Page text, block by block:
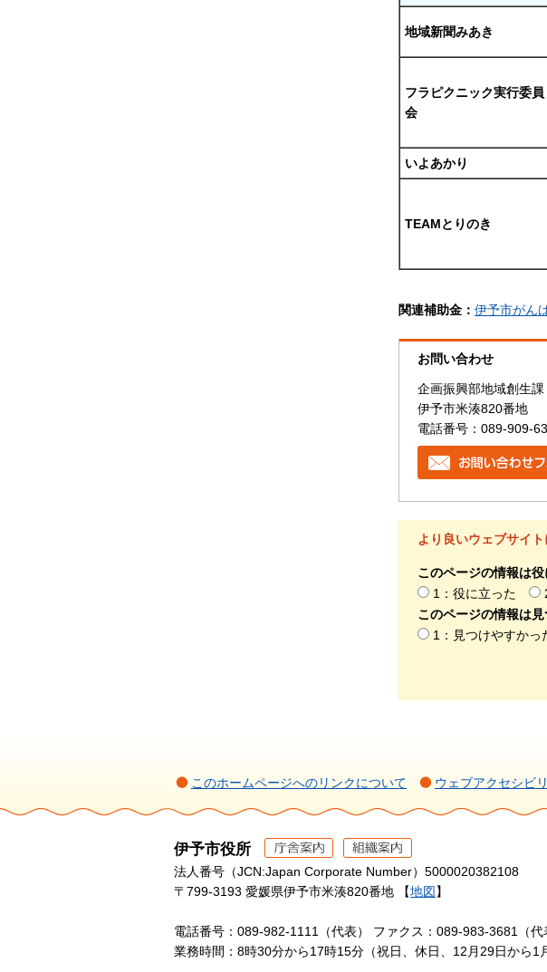
地域新聞みあき
フラピクニック実行委員
会
いよあかり
TEAMとりのき
関連補助金： 伊予市がん
お問い合わせ
企画振興部地域創生
伊予市米湊820番地
電話番号：089-909-
より良いウェブサイ
このページの情報は
1：役に立った
このページの情報は
1：見つけやすかっ
このホームページへのリンクについて ウェブアクセシビ
伊予市役所
法人番号（JCN:Japan Corporate Number）5000020382108
〒799-3193 愛媛県伊予市米湊820番地 【地図】
電話番号：089-982-1111（代表）
ファクス：089-983-3681（代
業務時間：8時30分から17時15分（祝日、休日、12月29日から1